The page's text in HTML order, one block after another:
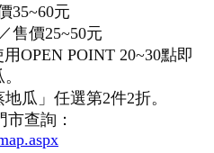
35~60元
售價25~50元
OPEN POINT 20~30點即
瓜」任選第2件2折。
查詢：